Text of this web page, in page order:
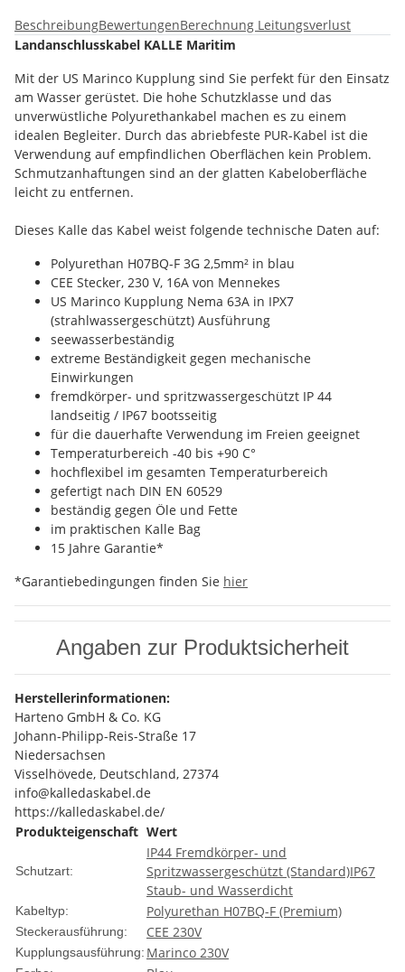
BeschreibungBewertungenBerechnung Leitungsverlust
Landanschlusskabel KALLE Maritim
Mit der US Marinco Kupplung sind Sie perfekt für den Einsatz
am Wasser gerüstet. Die hohe Schutzklasse und das
unverwüstliche Polyurethankabel machen es zu einem
idealen Begleiter. Durch das abriebfeste PUR-Kabel ist die
Verwendung auf empfindlichen Oberflächen kein Problem.
Schmutzanhaftungen sind an der glatten Kabeloberfläche
leicht zu entfernen.
Dieses Kalle das Kabel weist folgende technische Daten auf:
Polyurethan H07BQ-F 3G 2,5mm² in blau
CEE Stecker, 230 V, 16A von Mennekes
US Marinco Kupplung Nema 63A in IPX7
(strahlwassergeschützt) Ausführung
seewasserbeständig
extreme Beständigkeit gegen mechanische
Einwirkungen
fremdkörper- und spritzwassergeschützt IP 44
landseitig / IP67 bootsseitig
für die dauerhafte Verwendung im Freien geeignet
Temperaturbereich -40 bis +90 C°
hochflexibel im gesamten Temperaturbereich
gefertigt nach DIN EN 60529
beständig gegen Öle und Fette
im praktischen Kalle Bag
15 Jahre Garantie*
*Garantiebedingungen finden Sie hier
Angaben zur Produktsicherheit
Herstellerinformationen:
Harteno GmbH & Co. KG
Johann-Philipp-Reis-Straße 17
Niedersachsen
Visselhövede, Deutschland, 27374
info@kalledaskabel.de
https://kalledaskabel.de/
Produkteigenschaft Wert
Schutzart:
IP44 Fremdkörper- und
Spritzwassergeschützt (Standard)IP67
Staub- und Wasserdicht
Kabeltyp: Polyurethan H07BQ-F (Premium)
Steckerausführung: CEE 230V
Kupplungsausführung: Marinco 230V